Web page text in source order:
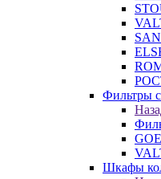
Фильтры
Шкафы